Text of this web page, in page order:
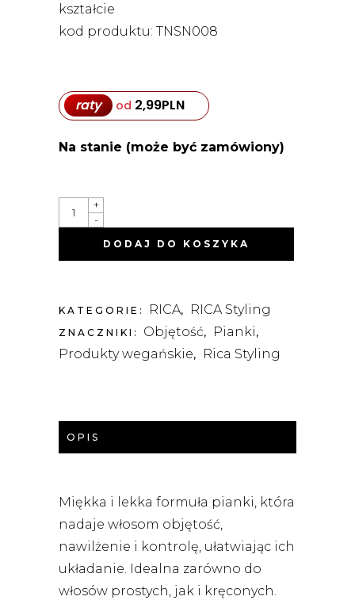
kształcie
kod produktu: TNSN008
raty od 2,99PLN
Na stanie (może być zamówiony)
PLUMPING
HAIR
MOUSSE
PIANKA
ZWIĘKSZAJĄCA
-
+
DODAJ DO KOSZYKA
KATEGORIE: RICA, RICA Styling
ZNACZNIKI: Objętość, Pianki ,
Produkty wegańskie, Rica Styling
OPIS
Miękka i lekka formuła pianki, która
nadaje włosom objętość,
nawilżenie i kontrolę, ułatwiając ich
układanie. Idealna zarówno do
włosów prostych, jak i kręconych.